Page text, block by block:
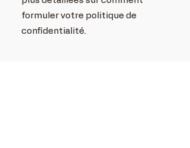
formuler votre politique de
confidentialité.